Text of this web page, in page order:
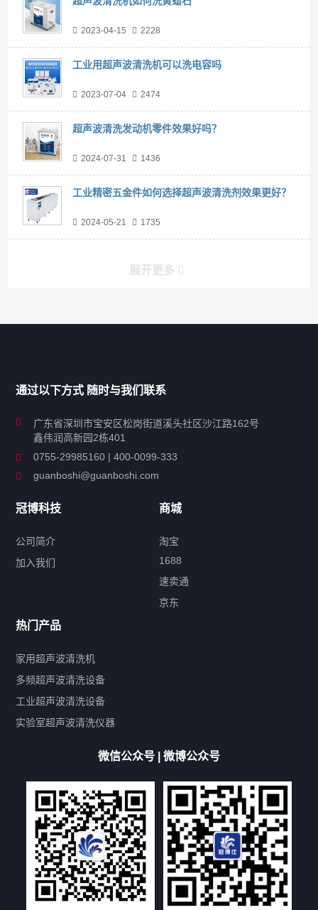
2023-04-15 2228
工业用超声波清洗机可以洗电容吗
2023-07-04 2474
超声波清洗发动机零件效果好吗？
2024-07-31 1436
工业精密五金件如何选择超声波清洗剂效果更好？
2024-05-21 1735
展开更多
工业超声波清洗设备
特种超声波洗净产品
超声波配件
产品标签
鼓泡 升降 抛动
带加热
功率可调
双波脱气
机械旋钮系列
厨具清洗机
超声波振板
高尔夫球杆清洗机
大型单槽带过滤系列
全自动/半自动系列
客户定制非标机参考
双槽三槽四槽五槽多槽系列
轮胎清洗机
多频 扫频
文章标签
超声波清洗机定制
超声波清洗机除油污
通过以下方式 随时与我们联系
广东省深圳市宝安区松岗街道溪头社区沙江路162号
鑫伟润高新园2栋401
0755-29985160 | 400-0099-333
guanboshi@guanboshi.com
冠博科技
公司简介
加入我们
商城
淘宝
1688
速卖通
京东
热门产品
家用超声波清洗机
多频超声波清洗设备
工业超声波清洗设备
实验室超声波清洗仪器
微信公众号 | 微博公众号